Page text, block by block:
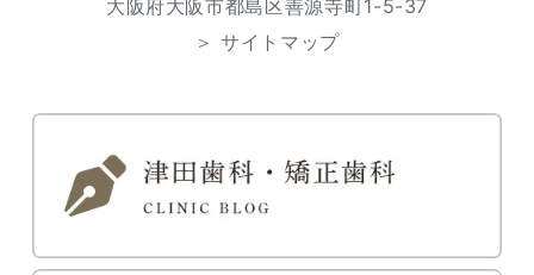
大阪府大阪市都島区善源寺町1-5-37
＞ サイトマップ